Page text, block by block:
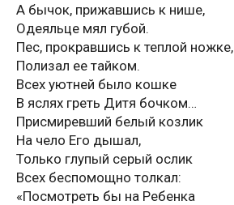
А бычок, прижавшись к нише,
Одеяльце мял губой.
Пес, прокравшись к теплой ножке,
Полизал ее тайком.
Всех уютней было кошке
В яслях греть Дитя бочком…
Присмиревший белый козлик
На чело Его дышал,
Только глупый серый ослик
Всех беспомощно толкал:
«Посмотреть бы на Ребенка